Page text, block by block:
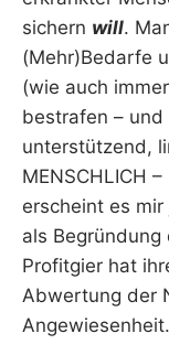
sichern will.
(Mehr)Bedarfe
(wie auch
bestrafen –
unterstützend,
MENSCHLICH
erscheint es
als
Profitgier hat
Abwertung der
Angewiesenheit.